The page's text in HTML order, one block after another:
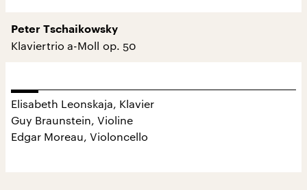
Peter Tschaikowsky
Klaviertrio a-Moll op. 50
Elisabeth Leonskaja, Klavier
Guy Braunstein, Violine
Edgar Moreau, Violoncello